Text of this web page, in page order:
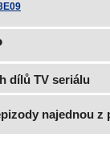
dílů TV seriálu
najednou z